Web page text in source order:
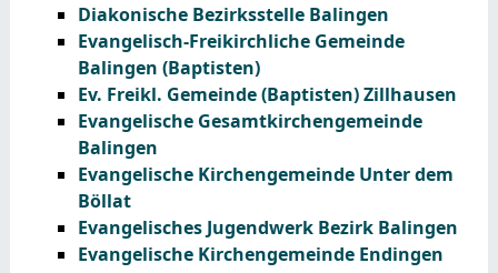
Diakonische Bezirksstelle Balingen
Evangelisch-Freikirchliche Gemeinde
Balingen (Baptisten)
Ev. Freikl. Gemeinde (Baptisten) Zillhausen
Evangelische Gesamtkirchengemeinde
Balingen
Evangelische Kirchengemeinde Unter dem
Böllat
Evangelisches Jugendwerk Bezirk Balingen
Evangelische Kirchengemeinde Endingen